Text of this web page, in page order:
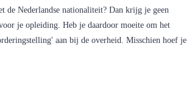
de Nederlandse nationaliteit? Dan krijg je geen
je opleiding. Heb je daardoor moeite om het
aan bij de overheid. Misschien hoef je